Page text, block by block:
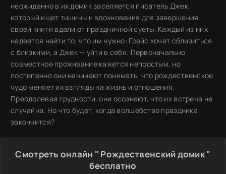
неожиданно в их домик заселяется писатель Джек,
который ищет тишины и вдохновения для завершения
своей книги вдали от праздничной суеты. Каждый из них
надеется найти то, что им нужно: Грейс хочет сблизиться
с близкими, а Джек — уйти в себя. Первоначально
совместное проживание кажется непростым, но
постепенно они начинают понимать, что рождественское
чудо меняет их взгляды на жизнь и отношения.
Преодолевая трудности, они осознают, что их встреча не
случайна. Но что будет, когда волшебство праздника
закончится?
Смотреть онлайн " Рождественский домик "
бесплатно